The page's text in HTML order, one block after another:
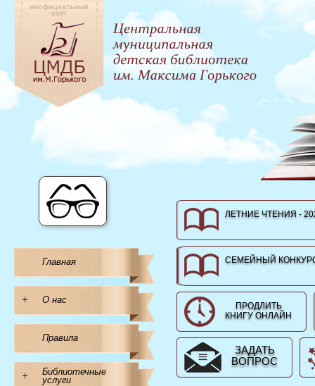
Главная
+ О нас
Правила
+
Библиотечные
услуги
ЛЕТНИЕ ЧТЕНИЯ -
СЕМЕЙНЫЙ
ПРОДЛИТЬ
КНИГУ ОНЛАЙН
ЗАДАТЬ
ВОПРОС